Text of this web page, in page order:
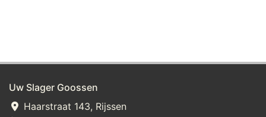
Uw Slager Goossen
Haarstraat 143, Rijssen